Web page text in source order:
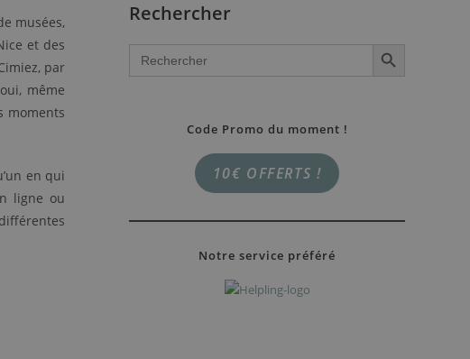
musées,
et des
par
même
moments
en qui
ligne ou
Rechercher
Search
for:
SEARCH BUTTON
Code Promo du moment !
10€ OFFERTS !
Notre service préféré